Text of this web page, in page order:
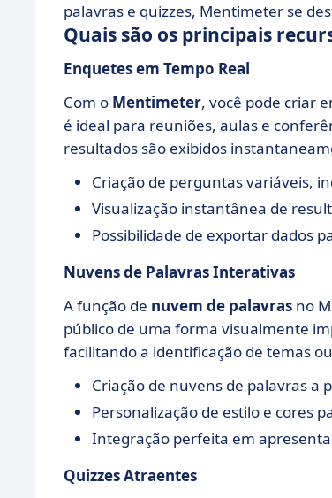
palavras e quizzes, Mentimeter se
Quais são os principais
Enquetes em Tempo Real
Com o Mentimeter, você pode criar
é ideal para reuniões, aulas e
resultados são exibidos
Criação de perguntas variáveis,
Visualização instantânea de
Possibilidade de exportar dados
Nuvens de Palavras Interativas
A função de nuvem de palavras no
público de uma forma visualmente
facilitando a identificação de temas
Criação de nuvens de palavras a
Personalização de estilo e cores
Integração perfeita em
Quizzes Atraentes